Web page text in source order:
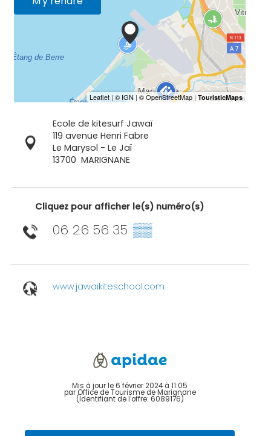
Ecole de kitesurf Jawaï
119 avenue Henri Fabre
Le Marysol - Le Jaï
13700 MARIGNANE
Cliquez pour afficher le(s) numéro(s)
06 26 56 35 ▒▒
www.jawaikiteschool.com
Mis à jour le 6 février 2024 à 11:05
par Office de Tourisme de Marignane
(Identifiant de l'offre: 6089176)